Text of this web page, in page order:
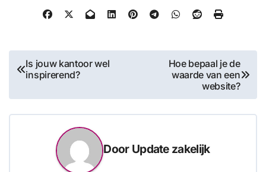
Bericht
navigatie
Is jouw kantoor wel
inspirerend?
Hoe bepaal je de
waarde van een
website?
Door Update zakelijk